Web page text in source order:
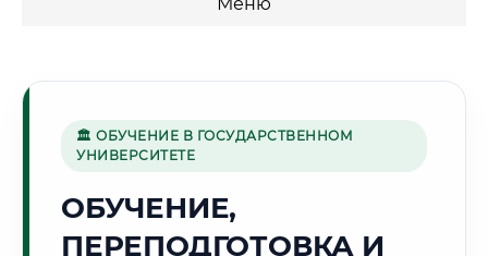
🏭
Г. ЧИРЧИК
🏛 ОБУЧЕНИЕ В ГОСУДАРСТВЕННОМ
УНИВЕРСИТЕТЕ
ОБУЧЕНИЕ,
ПЕРЕПОДГОТОВКА И